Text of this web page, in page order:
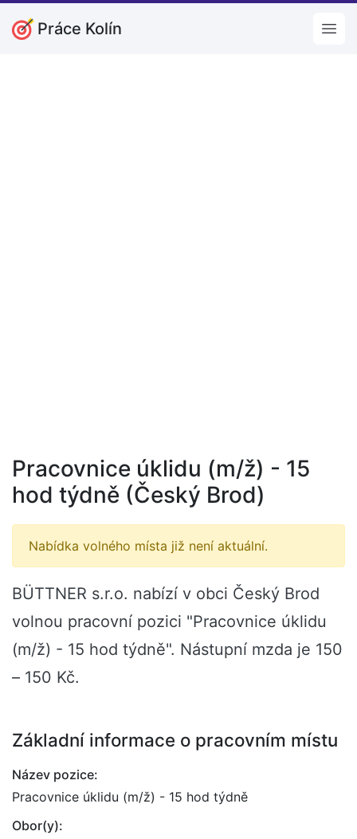
Práce Kolín
Pracovnice úklidu (m/ž) - 15
hod týdně (Český Brod)
Nabídka volného místa již není aktuální.
BÜTTNER s.r.o. nabízí v obci Český Brod
volnou pracovní pozici "Pracovnice úklidu
(m/ž) - 15 hod týdně". Nástupní mzda je 150
– 150 Kč.
Základní informace o pracovním místu
Název pozice:
Pracovnice úklidu (m/ž) - 15 hod týdně
Obor(y):